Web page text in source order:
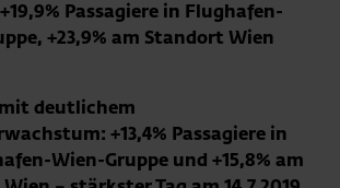
Passagiere in Flughafen-
+23,9% am Standort Wien
mit deutlichem
+13,4% Passagiere in
Wien-Gruppe und +15,8% am